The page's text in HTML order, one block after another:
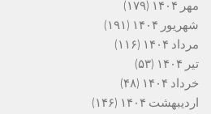
مهر ۱۴۰۴
(۱۷۹)
شهریور ۱۴۰۴
(۱۹۱)
مرداد ۱۴۰۴
(۱۱۶)
تیر ۱۴۰۴
(۵۳)
خرداد ۱۴۰۴
(۴۸)
اردیبهشت ۱۴۰۴
(۱۴۶)